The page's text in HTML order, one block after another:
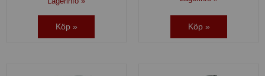
Köp » Köp »